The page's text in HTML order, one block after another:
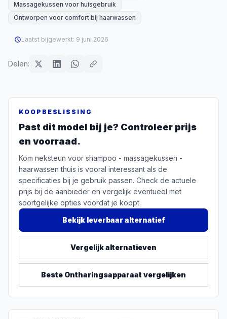
Massagekussen voor huisgebruik
Ontworpen voor comfort bij haarwassen
Laatst bijgewerkt: 9 juni 2026
Delen:
KOOPBESLISSING
Past dit model bij je? Controleer prijs
en voorraad.
Kom neksteun voor shampoo - massagekussen -
haarwassen thuis is vooral interessant als de
specificaties bij je gebruik passen. Check de actuele
prijs bij de aanbieder en vergelijk eventueel met
soortgelijke opties voordat je koopt.
Bekijk leverbaar alternatief
Vergelijk alternatieven
Beste Ontharingsapparaat vergelijken